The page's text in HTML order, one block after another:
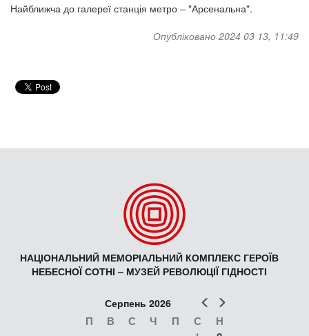
Найближча до галереї станція метро – "Арсенальна".
Опубліковано 2024 03 13, 11:49
НАЦІОНАЛЬНИЙ МЕМОРІАЛЬНИЙ КОМПЛЕКС ГЕРОЇВ
НЕБЕСНОЇ СОТНІ – МУЗЕЙ РЕВОЛЮЦІЇ ГІДНОСТІ
Попер
Серпень 2026
П В С Ч П С Н